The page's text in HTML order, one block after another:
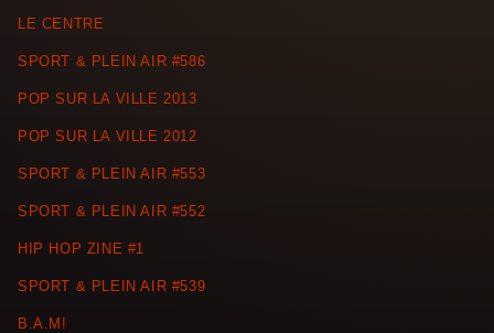
LE CENTRE
SPORT & PLEIN AIR #586
POP SUR LA VILLE 2013
POP SUR LA VILLE 2012
SPORT & PLEIN AIR #553
SPORT & PLEIN AIR #552
HIP HOP ZINE #1
SPORT & PLEIN AIR #539
B.A.M!